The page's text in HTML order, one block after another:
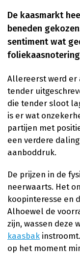
De kaasmarkt
beneden
sentiment wat
Allereerst werd er
tender
die tender sloot
is er wat
partijen met
een verdere
aanboddruk.
De prijzen in de
neerwaarts. Het
koopinteresse en
Alhoewel de
zijn, wassen deze
kaasbak
op het moment